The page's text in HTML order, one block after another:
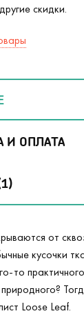
скидки.
И ОПЛАТА
от
кусочки
то
Loose Leaf.